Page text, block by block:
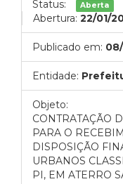
Status: Aberta
Abertura: 22/01/
Publicado em:
Entidade:
Objeto:
CONTRATAÇÃO
PARA O
DISPOSIÇÃO
URBANOS
PI, EM ATERRO